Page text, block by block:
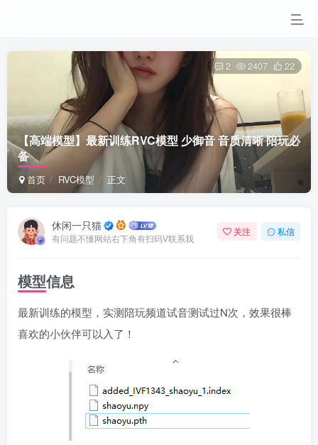
【高端模型】最新训练RVC模型 少御音 音质清晰 陪玩必
备
首页 RVC模型 正文
2 2407 22
休闲一只猫
有问题不懂网站右下角有扫码V联系我
关注 私信
模型信息
最新训练的模型，实测陪玩频道试音测试过N次，效果很棒
喜欢的小伙伴可以入了！